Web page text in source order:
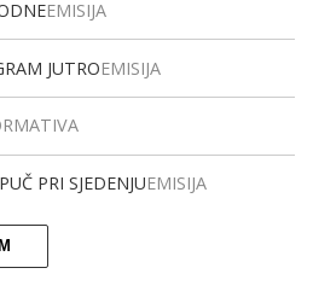
EMISIJA
JUTROEMISIJA
PRI SJEDENJUEMISIJA